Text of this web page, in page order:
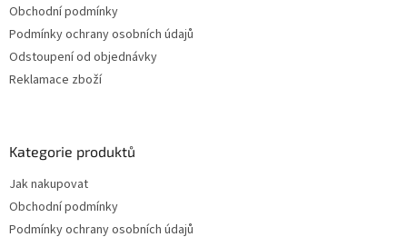
Obchodní podmínky
Podmínky ochrany osobních údajů
Odstoupení od objednávky
Reklamace zboží
Kategorie produktů
Jak nakupovat
Obchodní podmínky
Podmínky ochrany osobních údajů